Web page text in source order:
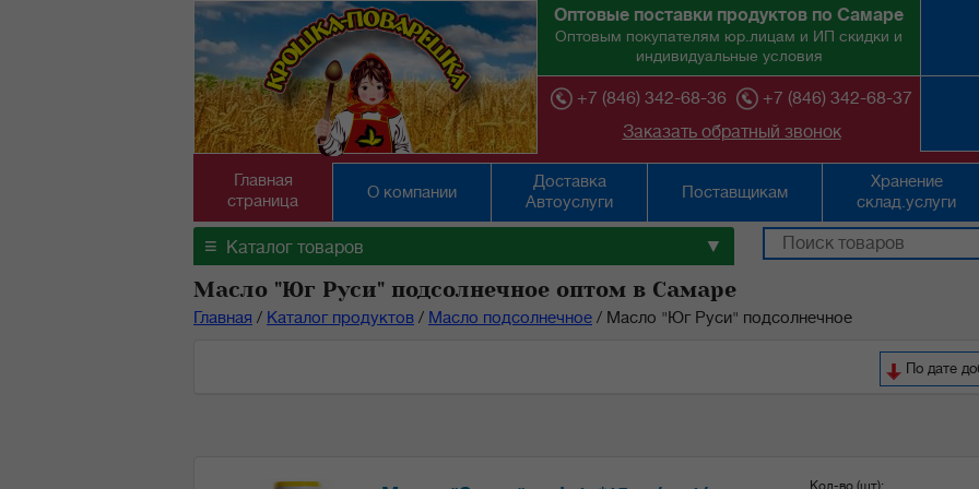
Оптовые поставки продуктов по Самаре
Оптовым покупателям юр.лицам и ИП скидки и
индивидуальные условия
+7 (846) 342-68-36
+7 (846) 342-68-37
Заказать обратный звонок
Главная
страница
О компании
Доставка
Автоуслуги
Поставщикам
Хранение
склад.услуги
≡ Каталог товаров ▼
Масло "Юг Руси" подсолнечное оптом в Самаре
Главная / Каталог продуктов / Масло подсолнечное / Масло "Юг Руси" подсолнечное
По дате
Кол-во (шт):